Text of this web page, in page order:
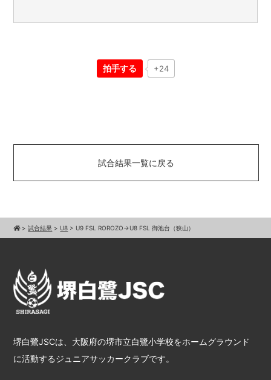
拍手する +24
試合結果一覧に戻る
>試合結果 > U8 > U9 FSL ROROZO→U8 FSL 御池台（狭山）
堺白鷺JSCは、大阪府の堺市立白鷺小学校をホームグラウンド
に活動するジュニアサッカークラブです。